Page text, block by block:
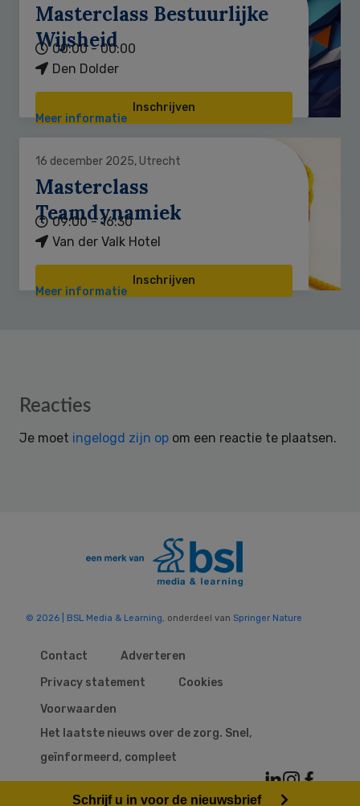
Masterclass Bestuurlijke
Wijsheid
00:00 - 00:00
Den Dolder
Inschrijven
Meer informatie
16 december 2025, Utrecht
Masterclass
Teamdynamiek
09:00 - 16:30
Van der Valk Hotel
Inschrijven
Meer informatie
Reader
Reacties
Je moet ingelogd zijn op om een reactie te plaatsen.
© 2026 | BSL Media & Learning, onderdeel van Springer Nature
Contact
Adverteren
Privacy statement
Cookies
Voorwaarden
Het laatste nieuws over de zorg. Snel,
geïnformeerd, compleet
Schrijf u in voor de nieuwsbrief